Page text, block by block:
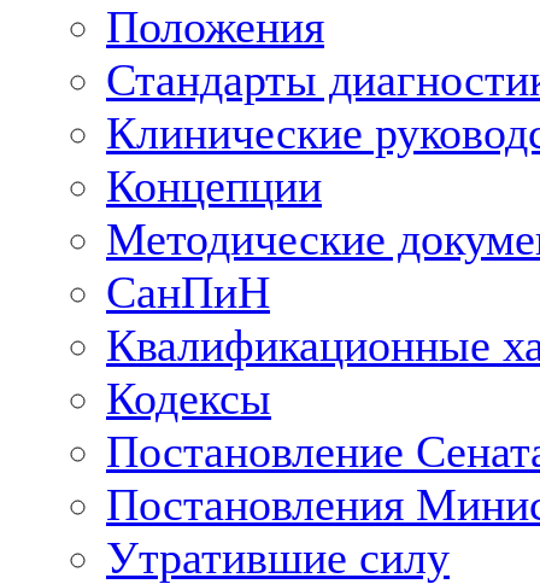
Положения
Стандарты
Клинические
Концепции
Методические
СанПиН
Квалификационные
Кодексы
Постановление
Постановления
Утратившие силу